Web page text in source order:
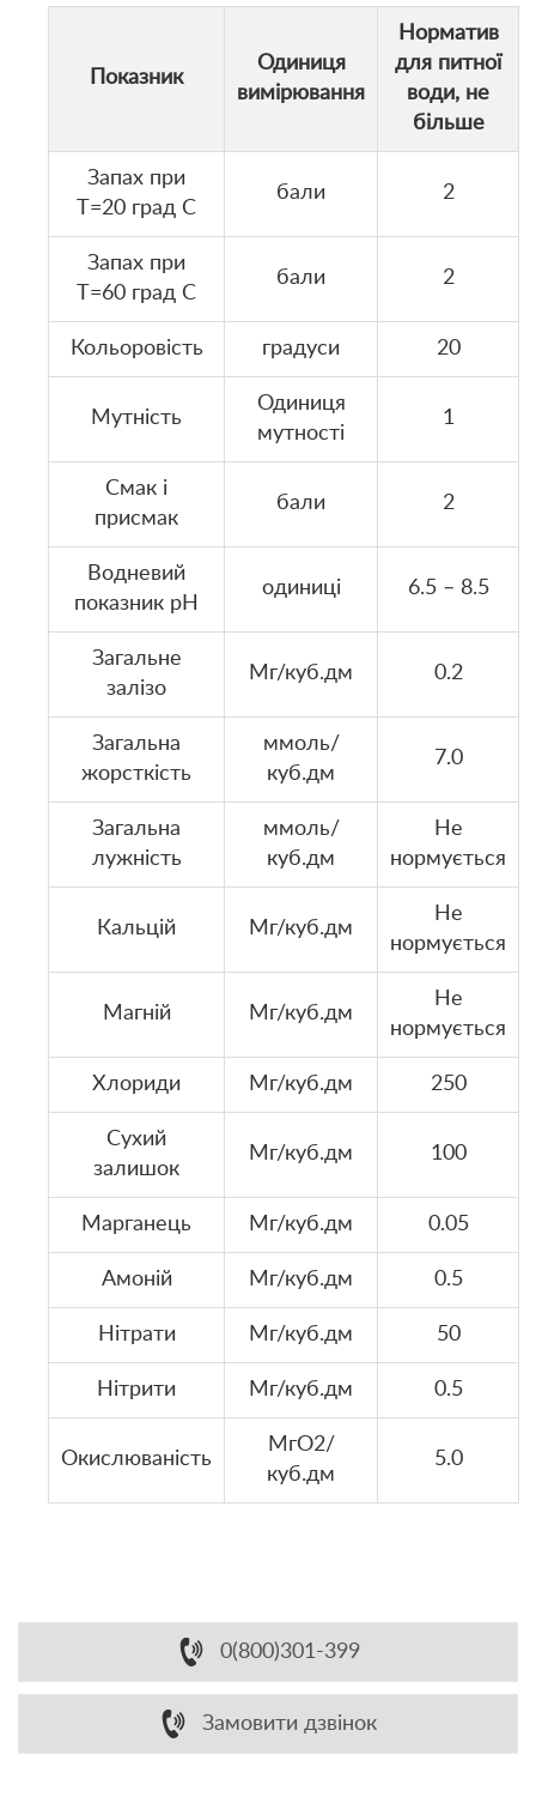
Показник
Одиниця
вимірювання
Норматив
для питної
води, не
більше
Запах при
Т=20 град С
бали 2
Запах при
Т=60 град С
бали 2
Кольоровість градуси 20
Мутність
Одиниця
мутності
1
Смак і
присмак
бали 2
Водневий
показник pH
одиниці 6.5 – 8.5
Загальне
залізо
Мг/куб.дм 0.2
Загальна
жорсткість
ммоль/
куб.дм
7.0
Загальна
лужність
ммоль/
куб.дм
Не
нормується
Кальцій Мг/куб.дм
Не
нормується
Магній Мг/куб.дм
Не
нормується
Хлориди Мг/куб.дм 250
Сухий
залишок
Мг/куб.дм 100
Марганець Мг/куб.дм 0.05
Амоній Мг/куб.дм 0.5
Нітрати Мг/куб.дм 50
Нітрити Мг/куб.дм 0.5
Окислюваність
МгO2/
куб.дм
5.0
0(800)301-399
Замовити дзвінок